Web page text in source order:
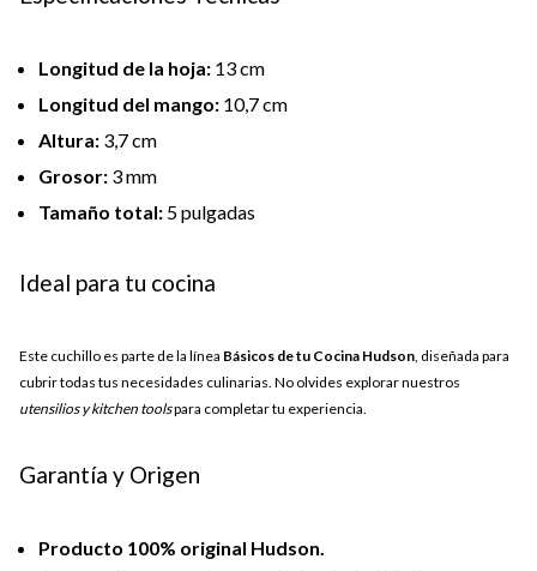
Longitud de la hoja: 13 cm
Longitud del mango: 10,7 cm
Altura: 3,7 cm
Grosor: 3 mm
Tamaño total: 5 pulgadas
Ideal para tu cocina
Este cuchillo es parte de la línea Básicos de tu Cocina Hudson, diseñada para
cubrir todas tus necesidades culinarias. No olvides explorar nuestros
utensilios y kitchen toolspara completar tu experiencia.
Garantía y Origen
Producto 100% original Hudson.